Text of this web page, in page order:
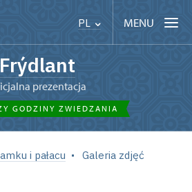
PL MENU
Frýdlant
prezentacja
GODZINY ZWIEDZANIA
i pałacu Galeria zdjęć